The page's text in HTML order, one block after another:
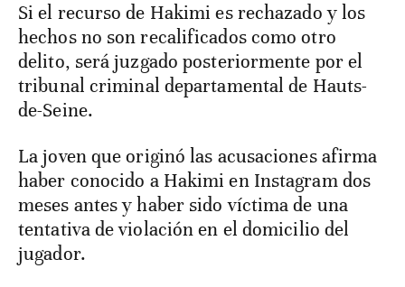
Si el recurso de Hakimi es rechazado y los
hechos no son recalificados como otro
delito, será juzgado posteriormente por el
tribunal criminal departamental de Hauts-
de-Seine.
La joven que originó las acusaciones afirma
haber conocido a Hakimi en Instagram dos
meses antes y haber sido víctima de una
tentativa de violación en el domicilio del
jugador.